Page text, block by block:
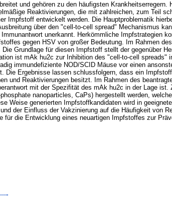
und gehören zu den häufigsten Krankheitserregern.
Reaktivierungen, die mit zahlreichen, zum Teil
Impfstoff entwickelt werden. Die Hauptproblematik
über den "cell-to-cell spread" Mechanismus
unerkannt. Herkömmliche Impfstrategien
gegen HSV von großer Bedeutung. Im Rahmen
Grundlage für diesen Impfstoff stellt der gegenüber
ist mAk hu2c zur Inhibition des "cell-to-cell spreads"
immundefiziente NOD/SCID Mäuse vor einen
Die Ergebnisse lassen schlussfolgern, dass ein
und Reaktivierungen besitzt. Im Rahmen des
mit der Spezifität des mAk hu2c in der Lage
nanoparticles, CaPs) hergestellt werden,
Weise generierten Impfstoffkandidaten wird in
der Einfluss der Vakzinierung auf die Häufigkeit von
die Entwicklung eines neuartigen Impfstoffes zur